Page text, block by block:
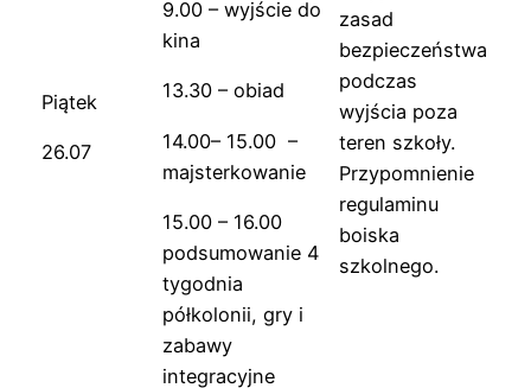
Piątek
26.07
9.00 – wyjście do
kina
13.30 – obiad
14.00– 15.00 –
majsterkowanie
15.00 – 16.00
podsumowanie 4
tygodnia
półkolonii, gry i
zabawy
integracyjne
zasad
bezpieczeństwa
podczas
wyjścia poza
teren szkoły.
Przypomnienie
regulaminu
boiska
szkolnego.